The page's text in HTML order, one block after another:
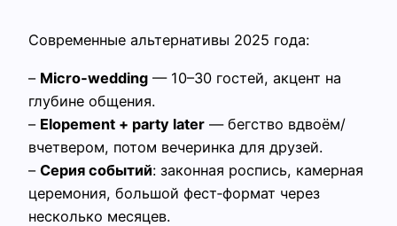
Современные альтернативы 2025 года:
– Micro‑wedding — 10–30 гостей, акцент на
глубине общения.
– Elopement + party later — бегство вдвоём/
вчетвером, потом вечеринка для друзей.
– Серия событий: законная роспись, камерная
церемония, большой фест‑формат через
несколько месяцев.